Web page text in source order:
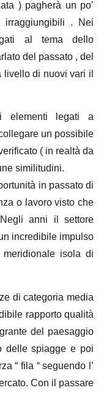
) pagherà un po’
. Nei
al tema dello
del passato , del
livello di nuovi vari il
elementi legati a
un possibile
( in realtà da
similitudini.
in passato di
o lavoro visto che
anni il settore
incredibile impulso
isola di
di categoria media
rapporto qualità
del paesaggio
delle spiagge e poi
“ fila “ seguendo l’
Con il passare